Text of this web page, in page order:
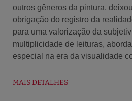
outros gêneros da pintura,
obrigação do registro da
para uma valorização da
multiplicidade de leituras,
especial na era da visualidade
MAIS DETALHES